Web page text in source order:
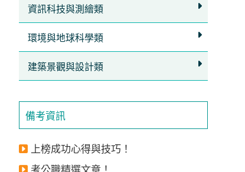
資訊科技與測繪類
環境與地球科學類
建築景觀與設計類
備考資訊
上榜成功心得與技巧！